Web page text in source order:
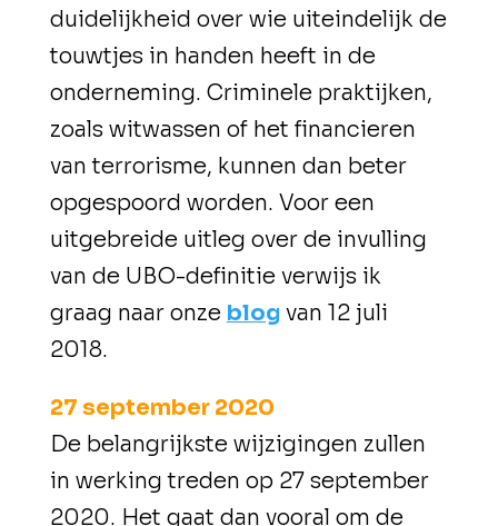
duidelijkheid over wie uiteindelijk de
touwtjes in handen heeft in de
onderneming. Criminele praktijken,
zoals witwassen of het financieren
van terrorisme, kunnen dan beter
opgespoord worden. Voor een
uitgebreide uitleg over de invulling
van de UBO-definitie verwijs ik
graag naar onze blogvan 12 juli
2018.
27 september 2020
De belangrijkste wijzigingen zullen
in werking treden op 27 september
2020. Het gaat dan vooral om de